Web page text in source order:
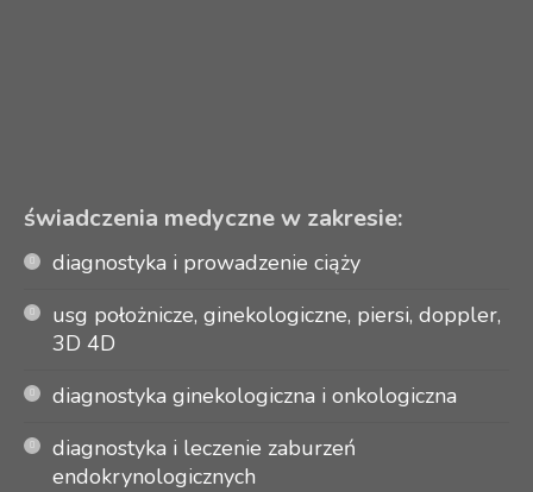
świadczenia medyczne w zakresie:
diagnostyka i prowadzenie ciąży
usg położnicze, ginekologiczne, piersi, doppler,
3D 4D
diagnostyka ginekologiczna i onkologiczna
diagnostyka i leczenie zaburzeń
endokrynologicznych